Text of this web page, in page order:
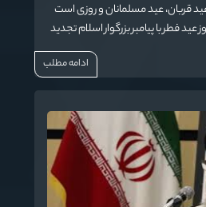
قربان، عید مسلمانان و روزی است
عید فطر با پیامبر بزرگوار اسلام تجدید
ادامه مطلب